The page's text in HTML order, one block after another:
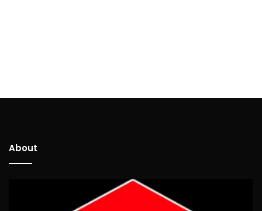
About